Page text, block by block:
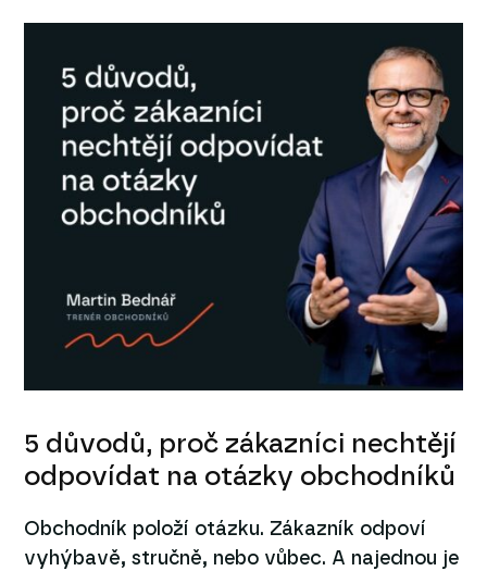
5 důvodů, proč zákazníci nechtějí
odpovídat na otázky obchodníků
Obchodník položí otázku. Zákazník odpoví
vyhýbavě, stručně, nebo vůbec. A najednou je